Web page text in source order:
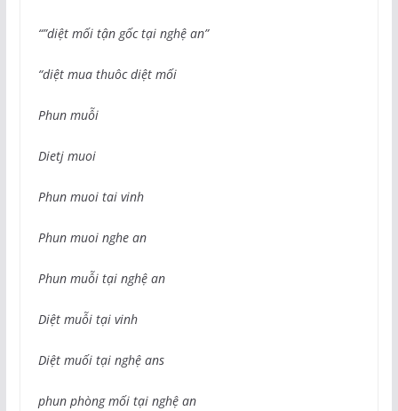
“”diệt mối tận gốc tại nghệ an”
“diệt mua thuôc diệt mối
Phun muỗi
Dietj muoi
Phun muoi tai vinh
Phun muoi nghe an
Phun muỗi tại nghệ an
Diệt muỗi tại vinh
Diệt muối tại nghệ ans
phun phòng mối tại nghệ an